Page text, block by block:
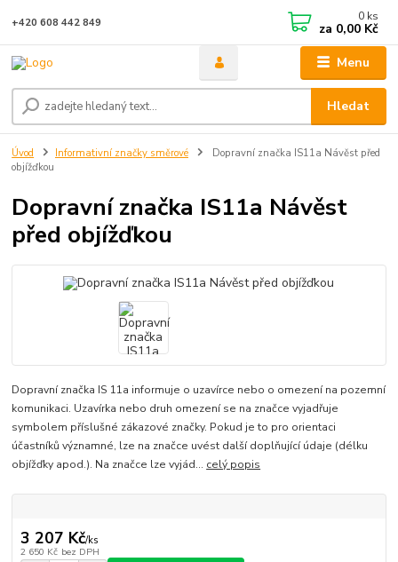
Menu
Hledat
+420 608 442 849 0 ks
za 0,00 Kč
Úvod Informativní značky směrové
Dopravní značka IS11a Návěst před
objížďkou
Dopravní značka IS11a Návěst
před objížďkou
Dopravní značka IS 11a informuje o uzavírce nebo o omezení na pozemní
komunikaci. Uzavírka nebo druh omezení se na značce vyjadřuje
symbolem příslušné zákazové značky. Pokud je to pro orientaci
účastníků významné, lze na značce uvést další doplňující údaje (délku
objížďky apod.). Na značce lze vyjád... celý popis
3 207 Kč/ks
2 650 Kč bez DPH